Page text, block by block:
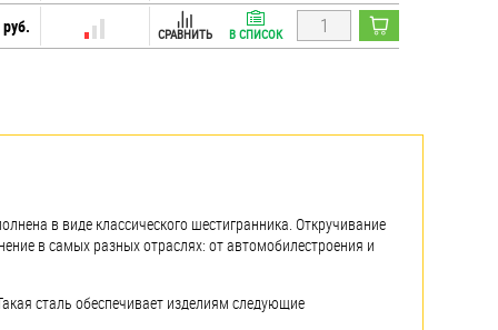
СРАВНИТЬ В СПИСОК
в виде классического шестигранника. Откручивание
в самых разных отраслях: от автомобилестроения и
сталь обеспечивает изделиям следующие